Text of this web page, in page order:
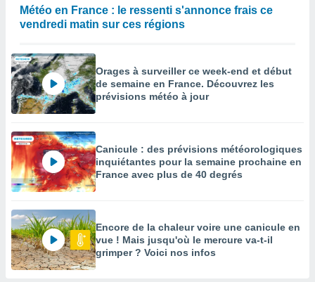
Météo en France : le ressenti s'annonce frais ce
vendredi matin sur ces régions
Orages à surveiller ce week-end et début
de semaine en France. Découvrez les
prévisions météo à jour
Canicule : des prévisions météorologiques
inquiétantes pour la semaine prochaine en
France avec plus de 40 degrés
Encore de la chaleur voire une canicule en
vue ! Mais jusqu'où le mercure va-t-il
grimper ? Voici nos infos